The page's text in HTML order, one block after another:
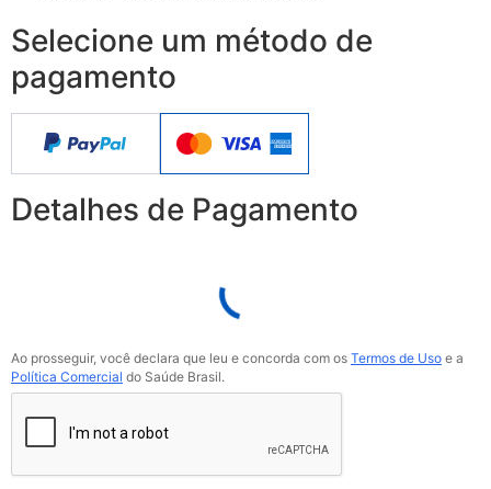
Selecione um método de
pagamento
Detalhes de Pagamento
Ao prosseguir, você declara que leu e concorda com os Termos de Uso e a
Política Comercial do Saúde Brasil.